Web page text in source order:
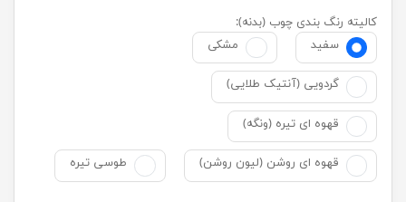
کالیته رنگ بندی چوب (بدنه):
سفید
مشکی
گردویی (آنتیک طلایی)
قهوه ای تیره (ونگه)
قهوه ای روشن (لیون روشن) طوسی تیره